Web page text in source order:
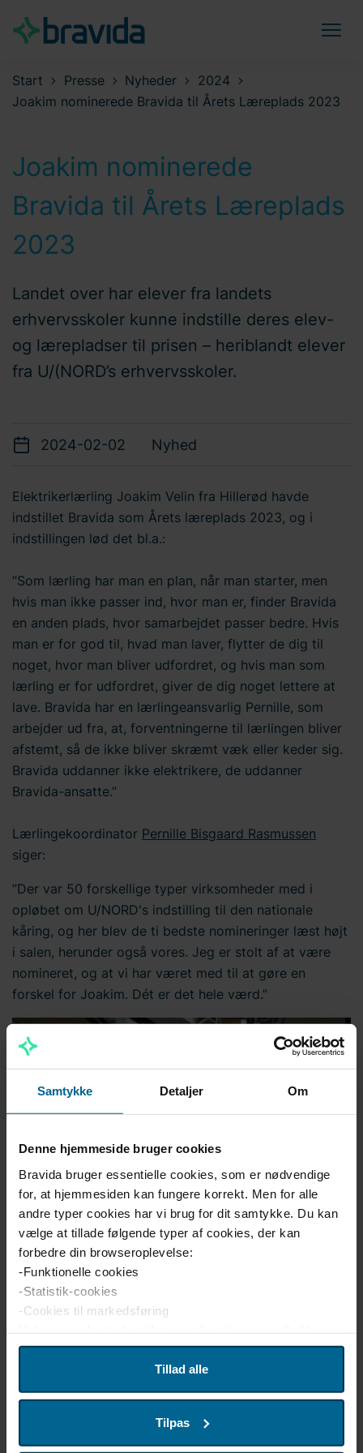
Samtykke Detaljer Om
Denne hjemmeside bruger cookies
Bravida bruger essentielle cookies, som er nødvendige
for, at hjemmesiden kan fungere korrekt. Men for alle
andre typer cookies har vi brug for dit samtykke. Du kan
vælge at tillade følgende typer af cookies, der kan
forbedre din browseroplevelse:
-Funktionelle cookies
-Statistik-cookies
-Cookies til markedsføring
reklamer til brugerne, levere funktioner til sociale medier
og analysere trafikken på hjemmesiden. Vi deler også
disse oplysninger med vores partnere inden for sociale
kombinere disse oplysninger med andre data, som du har
leveret, eller som de har indsamlet fra din brug af deres
Tillad alle
Tilpas
Start Presse Nyheder
2024
Joakim nominerede Bravida til Årets Læreplads 2023
Joakim nominerede
Bravida til Årets Læreplads
2023
Landet over har elever fra landets
erhvervsskoler kunne indstille deres elev-
og lærepladser til prisen – heriblandt elever
fra U/(NORD’s erhvervsskoler.
2024-02-02 Nyhed
Elektrikerlærling Joakim Velin fra Hillerød havde
indstillet Bravida som Årets læreplads 2023, og i
indstillingen lød det bl.a.:
”Som lærling har man en plan, når man starter, men
hvis man ikke passer ind, hvor man er, finder Bravida
en anden plads, hvor samarbejdet passer bedre. Hvis
man er for god til, hvad man laver, flytter de dig til
noget, hvor man bliver udfordret, og hvis man som
lærling er for udfordret, giver de dig noget lettere at
lave. Bravida har en lærlingeansvarlig Pernille, som
arbejder ud fra, at, forventningerne til lærlingen bliver
afstemt, så de ikke bliver skræmt væk eller keder sig.
Bravida uddanner ikke elektrikere, de uddanner
Bravida-ansatte.”
Lærlingekoordinator Pernille Bisgaard Rasmussen
siger:
”Der var 50 forskellige typer virksomheder med i
opløbet om U/NORD's indstilling til den nationale
kåring, og her blev de ti bedste nomineringer læst højt
i salen, herunder også vores. Jeg er stolt af at være
nomineret, og at vi har været med til at gøre en
forskel for Joakim. Dét er det hele værd.”